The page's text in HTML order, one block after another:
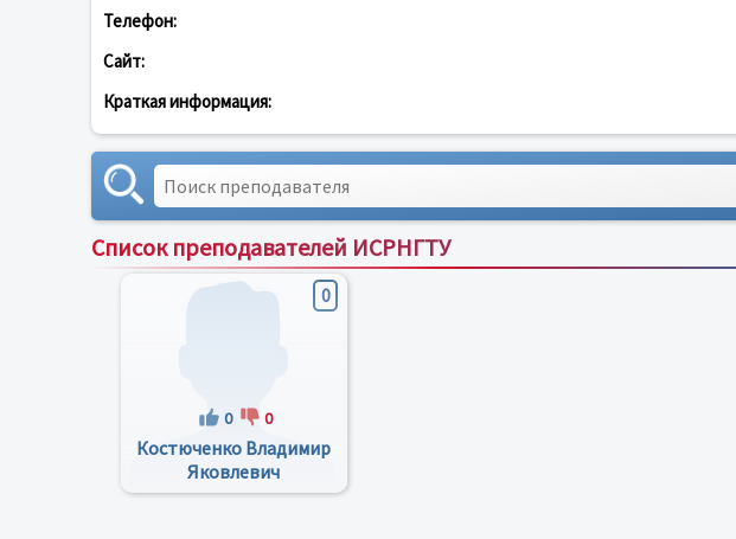
Телефон:
Сайт:
Краткая информация:
Список преподавателей ИСРНГТУ
0
0 0
Костюченко Владимир
Яковлевич